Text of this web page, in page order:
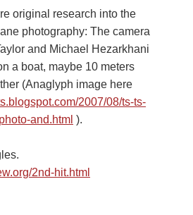
original research into the
photography: The camera
and Michael Hezarkhani
a boat, maybe 10 meters
(Anaglyph image here
2007/08/ts-ts-
and.html ).
2nd-hit.html